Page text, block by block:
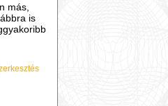
más,
is